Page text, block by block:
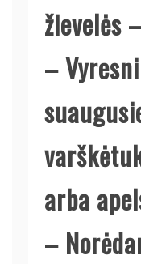
žievelės
–
arba
–